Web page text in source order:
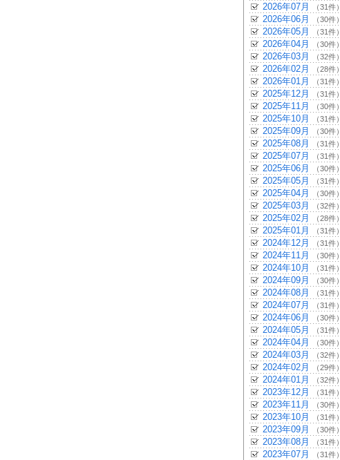
2026年07月 （31件）
2026年06月 （30件）
2026年05月 （31件）
2026年04月 （30件）
2026年03月 （32件）
2026年02月 （28件）
2026年01月 （31件）
2025年12月 （31件）
2025年11月 （30件）
2025年10月 （31件）
2025年09月 （30件）
2025年08月 （31件）
2025年07月 （31件）
2025年06月 （30件）
2025年05月 （31件）
2025年04月 （30件）
2025年03月 （32件）
2025年02月 （28件）
2025年01月 （31件）
2024年12月 （31件）
2024年11月 （30件）
2024年10月 （31件）
2024年09月 （30件）
2024年08月 （31件）
2024年07月 （31件）
2024年06月 （30件）
2024年05月 （31件）
2024年04月 （30件）
2024年03月 （32件）
2024年02月 （29件）
2024年01月 （32件）
2023年12月 （31件）
2023年11月 （30件）
2023年10月 （31件）
2023年09月 （30件）
2023年08月 （31件）
2023年07月 （31件）